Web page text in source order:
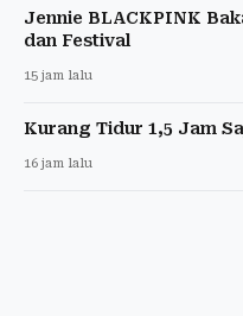
Jennie BLACKPINK
dan Festival
15 jam lalu
Kurang Tidur 1,5 Jam
16 jam lalu